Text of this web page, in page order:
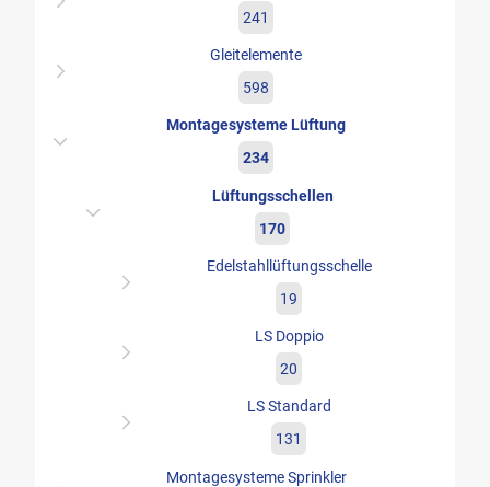
241
Gleitelemente
598
Montagesysteme Lüftung
234
Lüftungsschellen
170
Edelstahllüftungsschelle
19
LS Doppio
20
LS Standard
131
Montagesysteme Sprinkler